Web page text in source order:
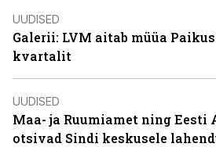
UUDISED
Galerii: LVM aitab müüa
kvartalit
UUDISED
Maa- ja Ruumiamet ning
otsivad Sindi keskusele